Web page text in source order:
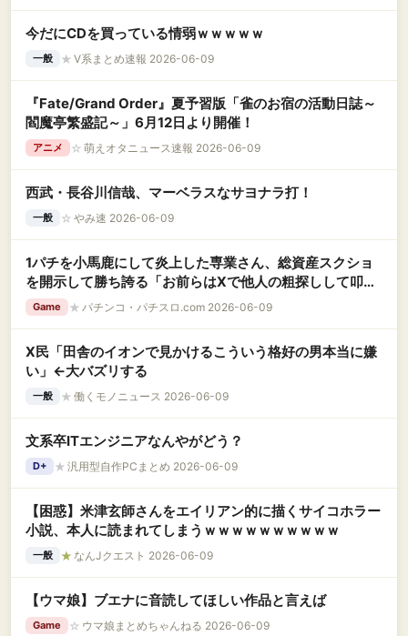
今だにCDを買っている情弱ｗｗｗｗｗ
一般 ★ V系まとめ速報 2026-06-09
『Fate/Grand Order』夏予習版「雀のお宿の活動日誌～
閻魔亭繁盛記～」6月12日より開催！
アニメ ☆ 萌えオタニュース速報 2026-06-09
西武・長谷川信哉、マーベラスなサヨナラ打！
一般 ☆ やみ速 2026-06-09
1パチを小馬鹿にして炎上した専業さん、総資産スクショ
を開示して勝ち誇る「お前らはXで他人の粗探しして叩く
だけの脇役の人生」「月アベ50で遊びまくり、就職はい
つでも出来る」
Game ★ パチンコ・パチスロ.com 2026-06-09
X民「田舎のイオンで見かけるこういう格好の男本当に嫌
い」←大バズリする
一般 ★ 働くモノニュース 2026-06-09
文系卒ITエンジニアなんやがどう？
D+ ★ 汎用型自作PCまとめ 2026-06-09
【困惑】米津玄師さんをエイリアン的に描くサイコホラー
小説、本人に読まれてしまうｗｗｗｗｗｗｗｗｗｗ
一般 ★ なんJクエスト 2026-06-09
【ウマ娘】ブエナに音読してほしい作品と言えば
Game ☆ ウマ娘まとめちゃんねる 2026-06-09